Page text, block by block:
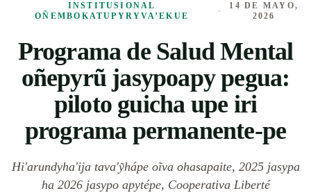
INSTITUSIONAL
OÑEMBOKATUPYRYVA’EKUE
·
14 DE MAYO,
2026
Programa de Salud Mental
oñepyrũ jasypoapy pegua:
piloto guicha upe iri
programa permanente-pe
Hi'arundyha'ija tava'ỹhápe oĩva ohasapaite, 2025 jasypa
ha 2026 jasypo apytépe, Cooperativa Liberté